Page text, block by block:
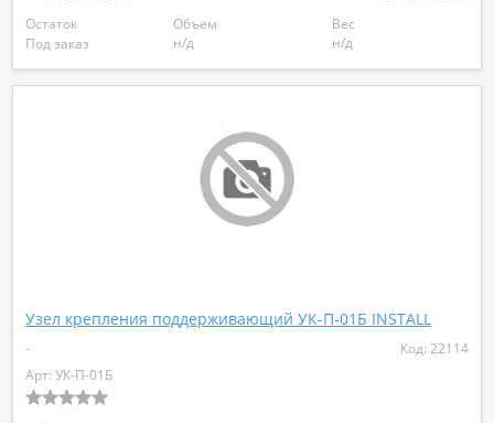
Остаток
Под заказ
Объем
н/д
Вес
н/д
Узел крепления поддерживающий УК-П-01Б INSTALL
-
Код: 22114
Арт: УК-П-01Б